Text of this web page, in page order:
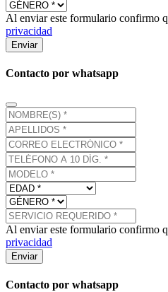
Al enviar este formulario confirmo
privacidad
Enviar
Contacto por whatsapp
Al enviar este formulario confirmo
privacidad
Enviar
Contacto por whatsapp